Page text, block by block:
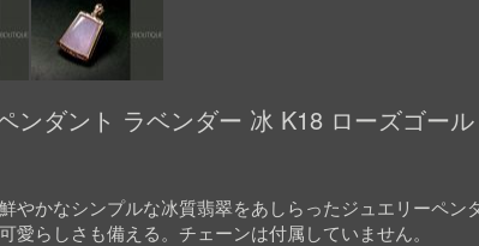
ンダント ラベンダー 冰 K18 ローズゴー
かなシンプルな冰質翡翠をあしらったジュエリーペンダ
らしさも備える。チェーンは付属していません。